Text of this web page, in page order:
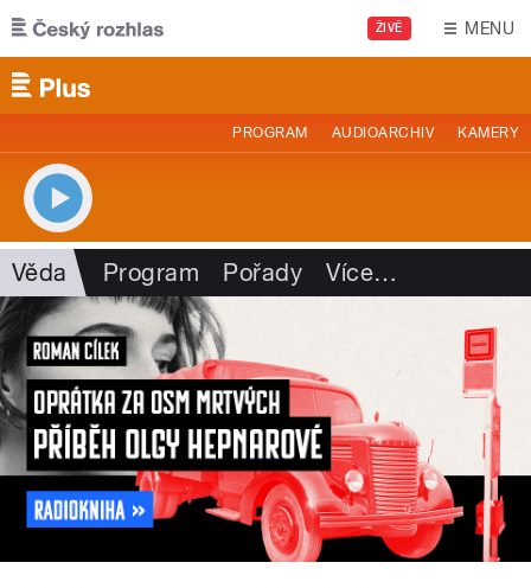
Přejít k hlavnímu obsahu
ŽIVĚ MENU
PROGRAM AUDIOARCHIV KAMERY
Věda Program Pořady Více…